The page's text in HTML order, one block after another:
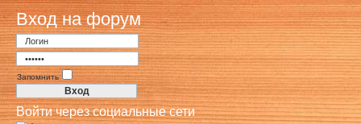
Вход на форум
Запомнить
Войти через социальные сети